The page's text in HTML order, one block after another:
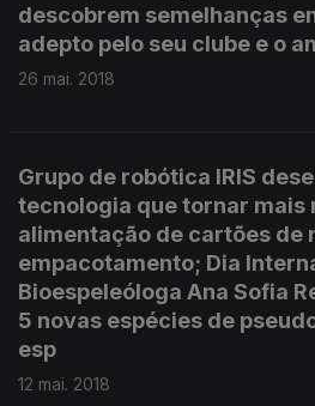
descobrem semelhanças
adepto pelo seu clube e o
26 mai. 2018
Grupo de robótica IRIS
tecnologia que tornar mais
alimentação de cartões de
empacotamento; Dia
Bioespeleóloga Ana Sofia
5 novas espécies de
esp
12 mai. 2018